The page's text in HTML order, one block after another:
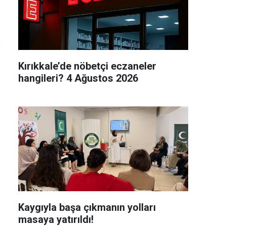
Kırıkkale’de nöbetçi eczaneler
hangileri? 4 Ağustos 2026
Kaygıyla başa çıkmanın yolları
masaya yatırıldı!